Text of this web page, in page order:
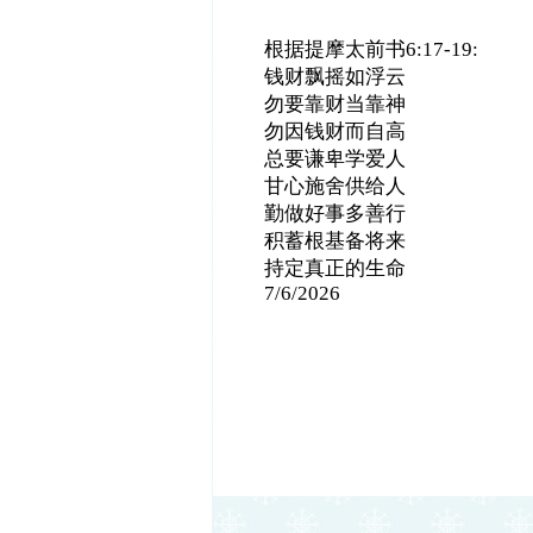
根据提摩太前书6:17-19:
钱财飘摇如浮云
勿要靠财当靠神
勿因钱财而自高
总要谦卑学爱人
甘心施舍供给人
勤做好事多善行
积蓄根基备将来
持定真正的生命
7/6/2026